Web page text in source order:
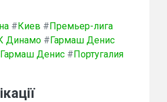
#Киев #Премьер-лига
Динамо #Гармаш Денис
Гармаш Денис #Португалия